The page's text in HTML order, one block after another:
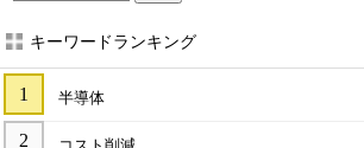
キーワードランキング
半導体